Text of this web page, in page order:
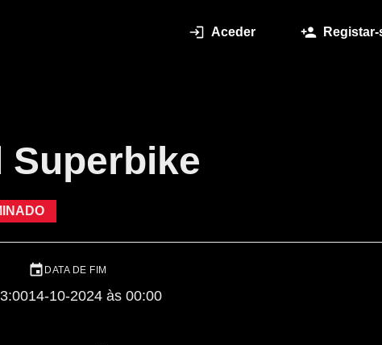
Aceder Registar-
Superbike
DATA DE FIM
14-10-2024 às 00:00